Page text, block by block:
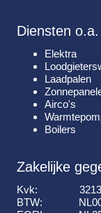
Diensten o.a.
Elektra
Laadpalen
Airco's
Boilers
Zakelijke
Kvk:
BTW: